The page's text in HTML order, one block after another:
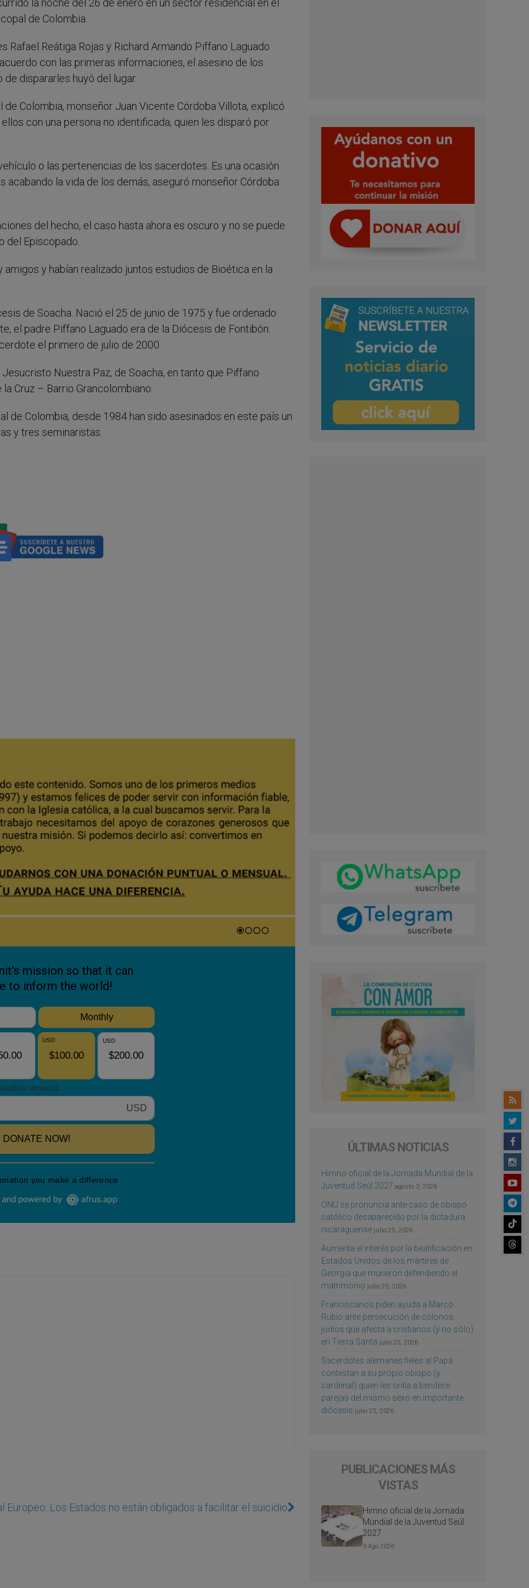
la noche del 26 de enero en un sector residencial en el
de Colombia.
Reátiga Rojas y Richard Armando Piffano Laguado
con las primeras informaciones, el asesino de los
dispararles huyó del lugar.
Colombia, monseñor Juan Vicente Córdoba Villota, explicó
con una persona no identificada, quien les disparó por
o las pertenencias de los sacerdotes. Es una ocasión
acabando la vida de los demás, aseguró monseñor Córdoba
del hecho, el caso hasta ahora es oscuro y no se puede
del Episcopado.
y habían realizado juntos estudios de Bioética en la
de Soacha. Nació el 25 de junio de 1975 y fue ordenado
el padre Piffano Laguado era de la Diócesis de Fontibón.
el primero de julio de 2000.
Nuestra Paz, de Soacha, en tanto que Piffano
Cruz – Barrio Grancolombiano.
de Colombia, desde 1984 han sido asesinados en este país un
y tres seminaristas.
Europeo: Los Estados no están obligados a facilitar el suicidio
ÚLTIMAS NOTICIAS
Himno oficial de la Jornada Mundial de la
Juventud Seúl 2027 agosto 3, 2026
ONU se pronuncia ante caso de obispo
católico desaparecido por la dictadura
nicaragüense julio 25, 2026
Aumenta el interés por la beatificación en
Estados Unidos de los mártires de
Georgia que murieron defendiendo el
matrimonio julio 25, 2026
Franciscanos piden ayuda a Marco
Rubio ante persecución de colonos
judíos que afecta a cristianos (y no sólo)
en Tierra Santa julio 25, 2026
Sacerdotes alemanes fieles al Papa
contestan a su propio obispo (y
cardenal) quien les orilla a bendecir
parejas del mismo sexo en importante
diócesis julio 25, 2026
PUBLICACIONES MÁS
VISTAS
Himno oficial de la Jornada
Mundial de la Juventud Seúl
2027
3 Ago 2026